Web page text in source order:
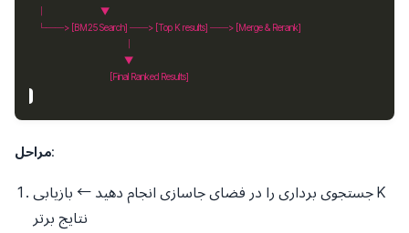
مراحل:
جستجوی برداری را در فضای جاسازی انجام دهید ← بازیابی K
نتایج برتر